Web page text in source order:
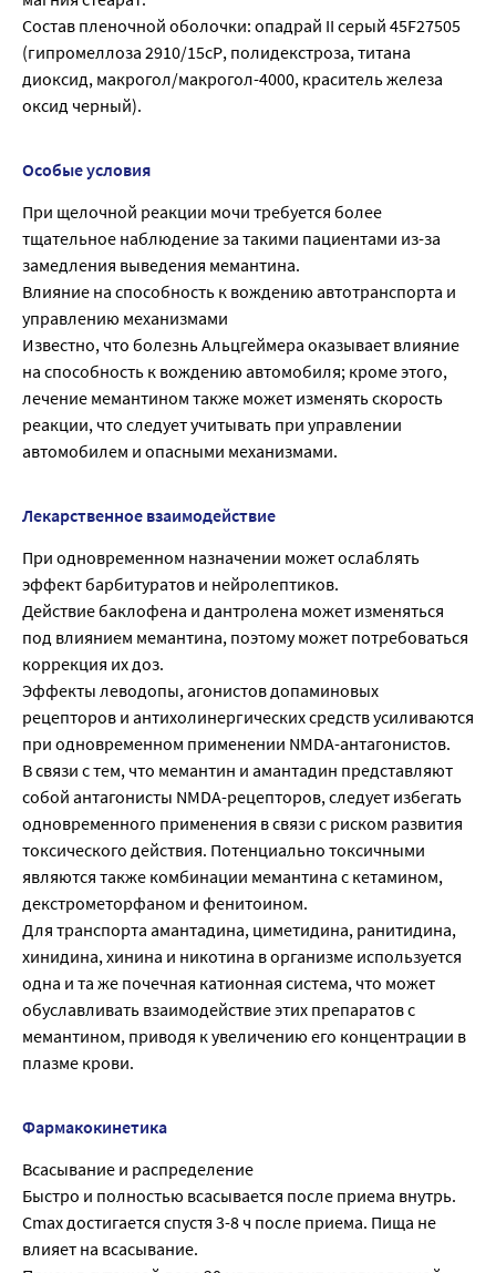
Состав пленочной оболочки: опадрай II серый 45F27505
(гипромеллоза 2910/15сР, полидекстроза, титана
диоксид, макрогол/макрогол-4000, краситель железа
оксид черный).
Особые условия
При щелочной реакции мочи требуется более
тщательное наблюдение за такими пациентами из-за
замедления выведения мемантина.
Влияние на способность к вождению автотранспорта и
управлению механизмами
Известно, что болезнь Альцгеймера оказывает влияние
на способность к вождению автомобиля; кроме этого,
лечение мемантином также может изменять скорость
реакции, что следует учитывать при управлении
автомобилем и опасными механизмами.
Лекарственное взаимодействие
При одновременном назначении может ослаблять
эффект барбитуратов и нейролептиков.
Действие баклофена и дантролена может изменяться
под влиянием мемантина, поэтому может потребоваться
коррекция их доз.
Эффекты леводопы, агонистов допаминовых
рецепторов и антихолинергических средств усиливаются
при одновременном применении NMDA-антагонистов.
В связи с тем, что мемантин и амантадин представляют
собой антагонисты NMDA-рецепторов, следует избегать
одновременного применения в связи с риском развития
токсического действия. Потенциально токсичными
являются также комбинации мемантина с кетамином,
декстрометорфаном и фенитоином.
Для транспорта амантадина, циметидина, ранитидина,
хинидина, хинина и никотина в организме используется
одна и та же почечная катионная система, что может
обуславливать взаимодействие этих препаратов с
мемантином, приводя к увеличению его концентрации в
плазме крови.
Фармакокинетика
Всасывание и распределение
Быстро и полностью всасывается после приема внутрь.
Cmax достигается спустя 3-8 ч после приема. Пища не
влияет на всасывание.